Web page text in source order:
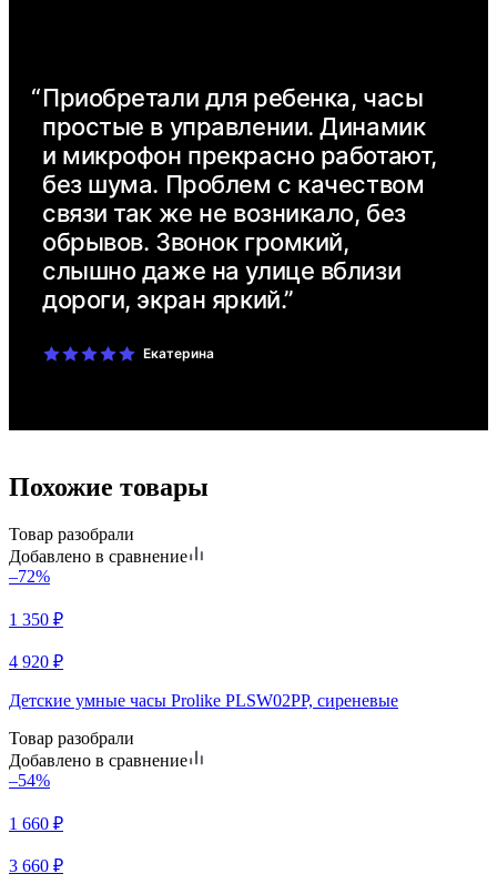
“Приобретали для ребенка, часы
простые в управлении. Динамик
и микрофон прекрасно работают,
без шума. Проблем с качеством
связи так же не возникало, без
обрывов. Звонок громкий,
слышно даже на улице вблизи
дороги, экран яркий.”
Екатерина
Похожие товары
Товар разобрали
Добавлено в сравнение
–72%
1 350 ₽
4 920 ₽
Детские умные часы Prolike PLSW02PP, сиреневые
Товар разобрали
Добавлено в сравнение
–54%
1 660 ₽
3 660 ₽